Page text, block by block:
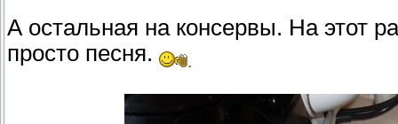
А остальная на консервы. На этот
просто песня.